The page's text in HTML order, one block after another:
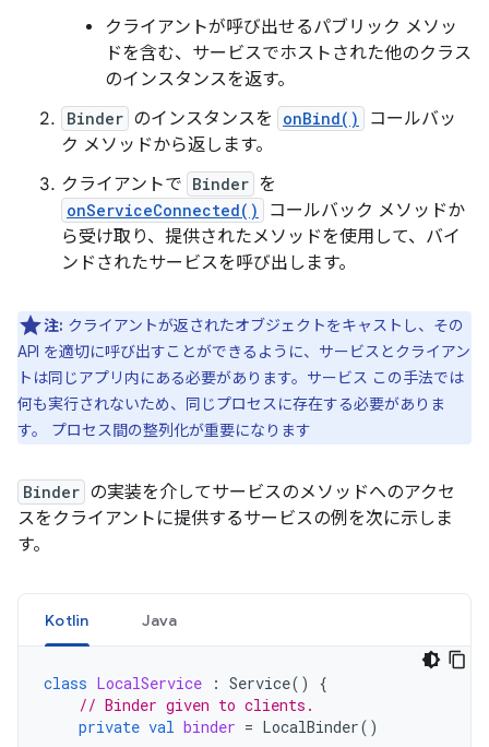
クライアントが呼び出せるパブリック メソッ
ドを含む、サービスでホストされた他のクラス
のインスタンスを返す。
Binder のインスタンスを onBind()
コールバッ
ク メソッドから返します。
クライアントで Binder を
onServiceConnected()
コールバック メソッドか
ら受け取り、提供されたメソッドを使用して、バイ
ンドされたサービスを呼び出します。
注: クライアントが返されたオブジェクトをキャストし、その
API を適切に呼び出すことができるように、サービスとクライアン
トは同じアプリ内にある必要があります。サービス この手法では
何も実行されないため、同じプロセスに存在する必要がありま
す。 プロセス間の整列化が重要になります
Binder の実装を介してサービスのメソッドへのアクセ
スをクライアントに提供するサービスの例を次に示しま
す。
Kotlin Java
class LocalService : Service()
{
// Binder given to clients.
private val binder = LocalBinder()